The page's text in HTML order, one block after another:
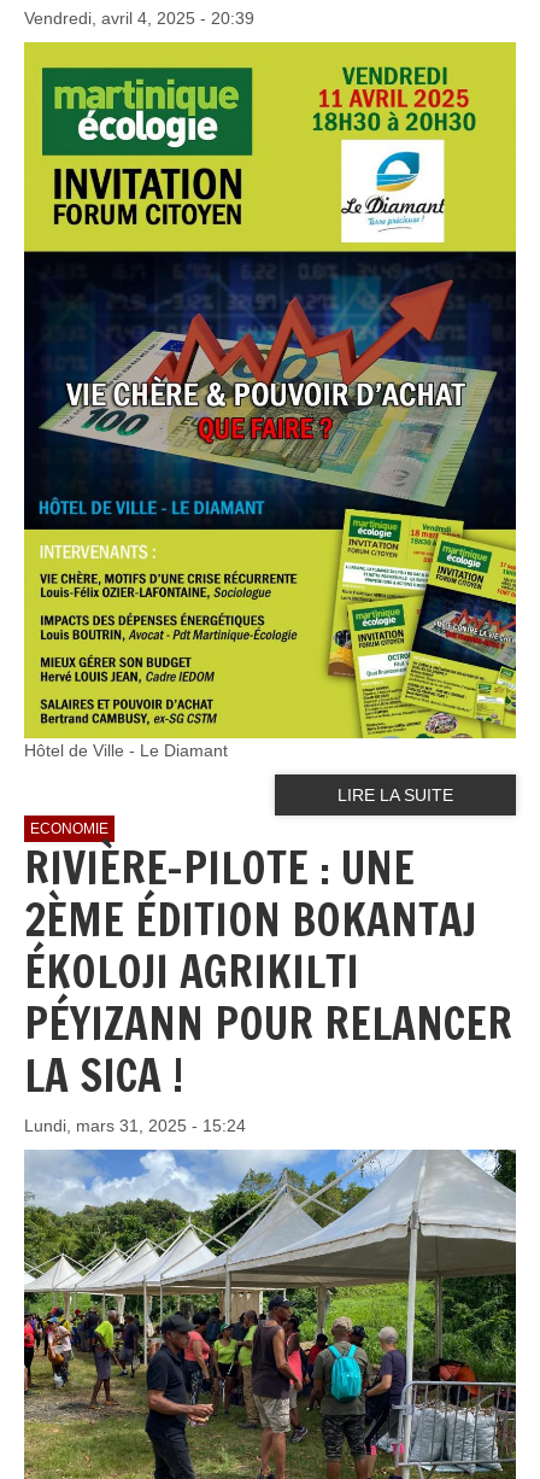
Vendredi, avril 4, 2025 - 20:39
Hôtel de Ville - Le Diamant
LIRE LA SUITE
ECONOMIE
RIVIÈRE-PILOTE : UNE
2ÈME ÉDITION BOKANTAJ
ÉKOLOJI AGRIKILTI
PÉYIZANN POUR RELANCER
LA SICA !
Lundi, mars 31, 2025 - 15:24